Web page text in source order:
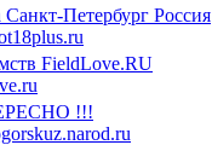
Санкт-Петербург Россия
FieldLove.RU
!!!